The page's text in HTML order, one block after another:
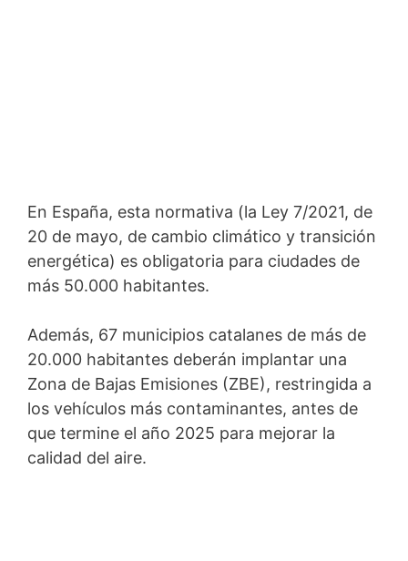
En España, esta normativa (la Ley 7/2021, de
20 de mayo, de cambio climático y transición
energética) es obligatoria para ciudades de
más 50.000 habitantes.
Además, 67 municipios catalanes de más de
20.000 habitantes deberán implantar una
Zona de Bajas Emisiones (ZBE), restringida a
los vehículos más contaminantes, antes de
que termine el año 2025 para mejorar la
calidad del aire.